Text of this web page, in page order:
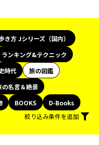
き方 Jシリーズ（国内）
ランキング&テクニック
時代
旅の図鑑
名言＆絶景
BOOKS
D-Books
絞り込み条件を追加